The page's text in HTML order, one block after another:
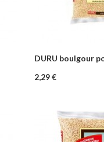
DURU boulgour
Prix
2,29 €
– +